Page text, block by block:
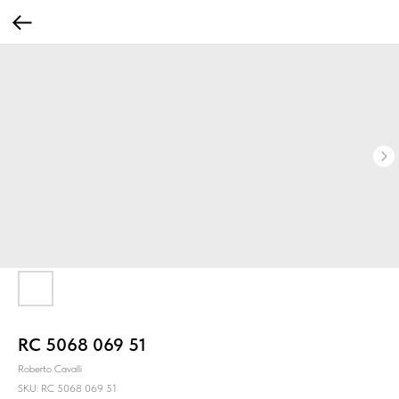
RC 5068 069 51
Roberto Cavalli
SKU: RC 5068 069 51